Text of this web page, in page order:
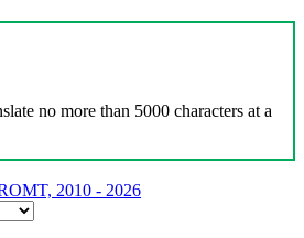
no more than 5000 characters at a
2010 - 2026